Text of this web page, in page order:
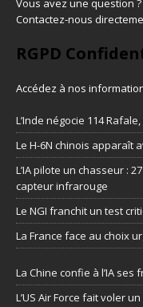
Contactez-nous
RGPD
Accédez à nos
L’Inde négocie 114
Le H-6N chinois apparaît
L’IA pilote un chasseur :
capteur infrarouge
Le NGI franchit un test
La France face au choix
La Chine confie à l’IA
L’US Air Force fait voler